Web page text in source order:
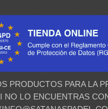
PRODUCTOS PARA LA
NO LO ENCUENTRAS